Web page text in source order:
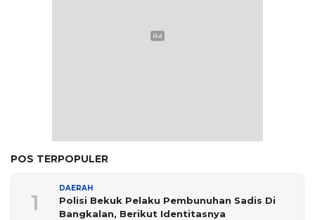
POS TERPOPULER
1
DAERAH
Polisi Bekuk Pelaku Pembunuhan Sadis Di
Bangkalan, Berikut Identitasnya